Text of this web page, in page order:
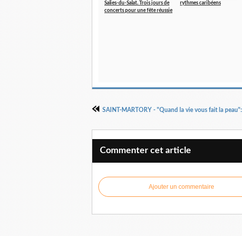
Salies-du-Salat. Trois jours de
concerts pour une fête réussie
rythmes caribéens
Commenter cet article
Ajouter un commentaire